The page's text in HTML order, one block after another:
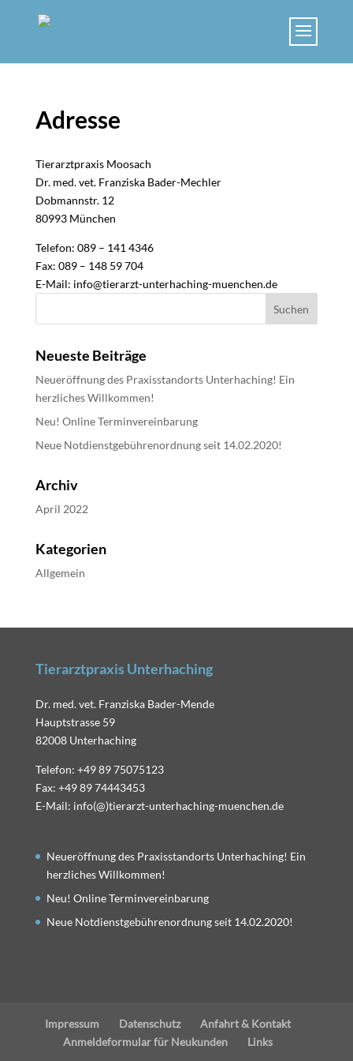
Adresse
Tierarztpraxis Moosach
Dr. med. vet. Franziska Bader-Mechler
Dobmannstr. 12
80993 München
Telefon: 089 – 141 4346
Fax: 089 – 148 59 704
E-Mail: info@tierarzt-unterhaching-muenchen.de
Suchen
Neueste Beiträge
Neueröffnung des Praxisstandorts Unterhaching! Ein
herzliches Willkommen!
Neu! Online Terminvereinbarung
Neue Notdienstgebührenordnung seit 14.02.2020!
Archiv
April 2022
Kategorien
Allgemein
Tierarztpraxis Unterhaching
Dr. med. vet. Franziska Bader-Mende
Hauptstrasse 59
82008 Unterhaching
Telefon: +49 89 75075123
Fax: +49 89 74443453
E-Mail: info(@)tierarzt-unterhaching-muenchen.de
Neueröffnung des Praxisstandorts Unterhaching! Ein
herzliches Willkommen!
Neu! Online Terminvereinbarung
Neue Notdienstgebührenordnung seit 14.02.2020!
Impressum Datenschutz
Anfahrt & Kontakt
Anmeldeformular für Neukunden
Links